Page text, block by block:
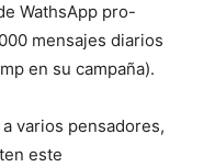
WathsApp pro-
mensajes diarios
en su campaña).
varios pensadores,
este